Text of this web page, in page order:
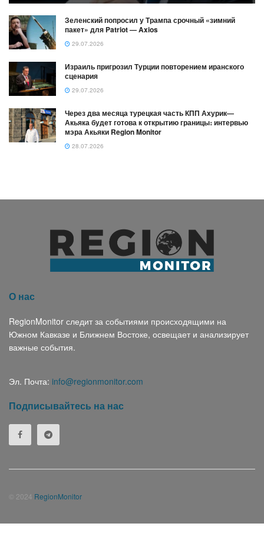
Зеленский попросил у Трампа срочный «зимний
пакет» для Patriot — Axios
29.07.2026
Израиль пригрозил Турции повторением иранского
сценария
29.07.2026
Через два месяца турецкая часть КПП Ахурик—
Акьяка будет готова к открытию границы։ интервью
мэра Акьяки Region Monitor
28.07.2026
О нас
RegionMonitor следит за событиями происходящими на
Южном Кавказе и Ближнем Востоке, освещает и анализирует
важные события.
Эл. Почта: info@regionmonitor.com
Подписывайтесь на нас
© 2024 RegionMonitor